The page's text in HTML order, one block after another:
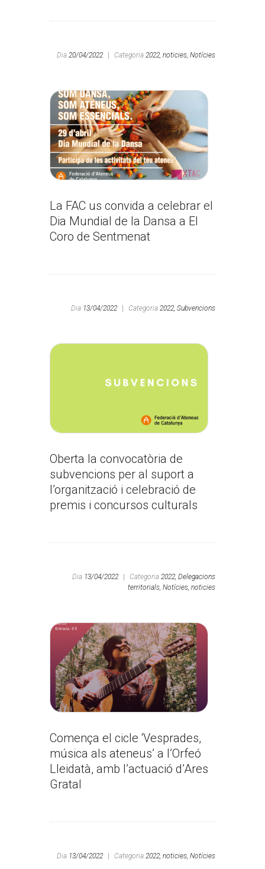
Dia 20/04/2022 | Categoria 2022, noticies, Notícies
La FAC us convida a celebrar el
Dia Mundial de la Dansa a El
Coro de Sentmenat
Dia 13/04/2022 | Categoria 2022, Subvencions
Oberta la convocatòria de
subvencions per al suport a
l’organització i celebració de
premis i concursos culturals
Dia 13/04/2022 | Categoria 2022, Delegacions
territorials, Notícies, noticies
Comença el cicle ‘Vesprades,
música als ateneus’ a l’Orfeó
Lleidatà, amb l’actuació d’Ares
Gratal
Dia 13/04/2022 | Categoria 2022, noticies, Notícies